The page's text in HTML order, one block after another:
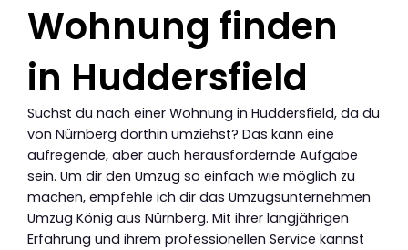
Wohnung finden
in Huddersfield
Suchst du nach einer Wohnung in Huddersfield, da du
von Nürnberg dorthin umziehst? Das kann eine
aufregende, aber auch herausfordernde Aufgabe
sein. Um dir den Umzug so einfach wie möglich zu
machen, empfehle ich dir das Umzugsunternehmen
Umzug König aus Nürnberg. Mit ihrer langjährigen
Erfahrung und ihrem professionellen Service kannst